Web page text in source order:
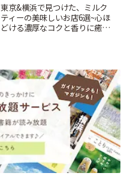
東京&横浜で見つけた、ミルク
ティーの美味しいお店6選~心ほ
どける濃厚なコクと香りに癒や